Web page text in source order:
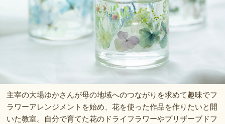
主宰の大場ゆかさんが母の地域へのつながりを求めて趣味でフ
ラワーアレンジメントを始め、花を使った作品を作りたいと開
いた教室。自分で育てた花のドライフラワーやプリザーブドフ